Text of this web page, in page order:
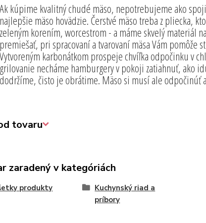
Ak kúpime kvalitný chudé mäso, nepotrebujeme ako
najlepšie mäso hovädzie. Čerstvé mäso treba z pliecka,
zeleným korením, worcestrom - a máme skvelý materiál
premiešať, pri spracovaní a tvarovaní mäsa Vám pomôže
Vytvoreným karbonátkom prospeje chvíľka odpočinku v
grilovanie necháme hamburgery v pokoji zatiahnuť, ako
dodržíme, čisto je obrátime. Mäso si musí ale
tovaru
zaradený v kategóriách
produkty
Kuchynský riad a
príbory